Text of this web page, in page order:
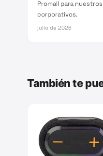
Promall para
corporativos.
julio de 2026
También te